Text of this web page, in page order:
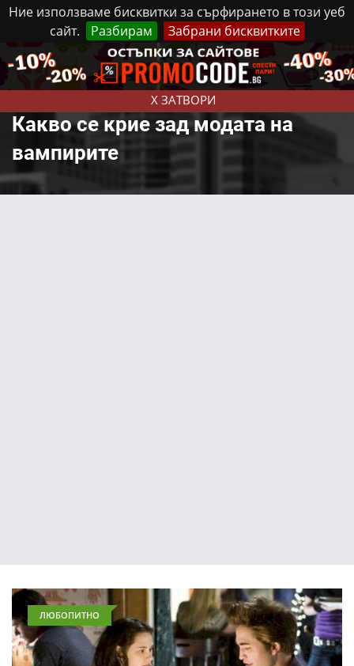
Ние използваме бисквитки за сърфирането в този уеб
сайт.
Разбирам Забрани бисквитките
X ЗАТВОРИ
Понеделник, 10 Август, 2026 Реклама Контакти
Какво се крие зад модата на
вампирите
ЛЮБОПИТНО